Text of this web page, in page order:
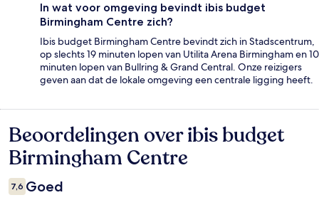
In wat voor omgeving bevindt ibis budget
Birmingham Centre zich?
Ibis budget Birmingham Centre bevindt zich in Stadscentrum,
op slechts 19 minuten lopen van Utilita Arena Birmingham en 10
minuten lopen van Bullring & Grand Central. Onze reizigers
geven aan dat de lokale omgeving een centrale ligging heeft.
Beoordelingen
Beoordelingen over ibis budget
Birmingham Centre
7,6 Goed